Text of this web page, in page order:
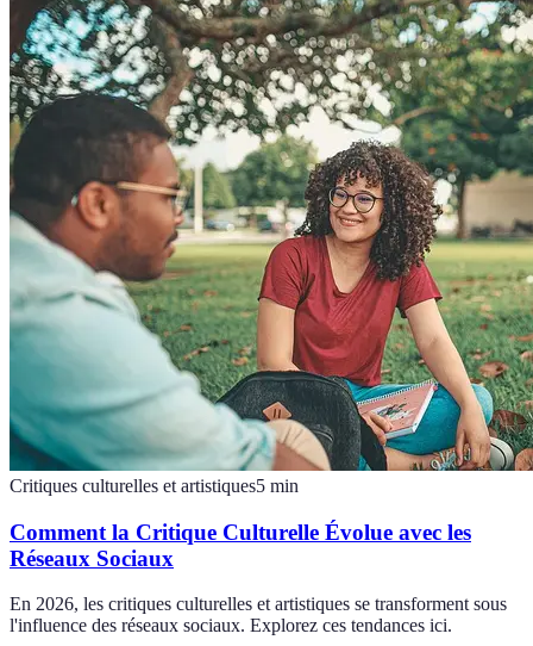
Critiques culturelles et artistiques5 min
Comment la Critique Culturelle Évolue avec les
Réseaux Sociaux
En 2026, les critiques culturelles et artistiques se transforment sous
l'influence des réseaux sociaux. Explorez ces tendances ici.